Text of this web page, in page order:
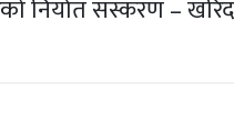
निर्यात संस्करण –